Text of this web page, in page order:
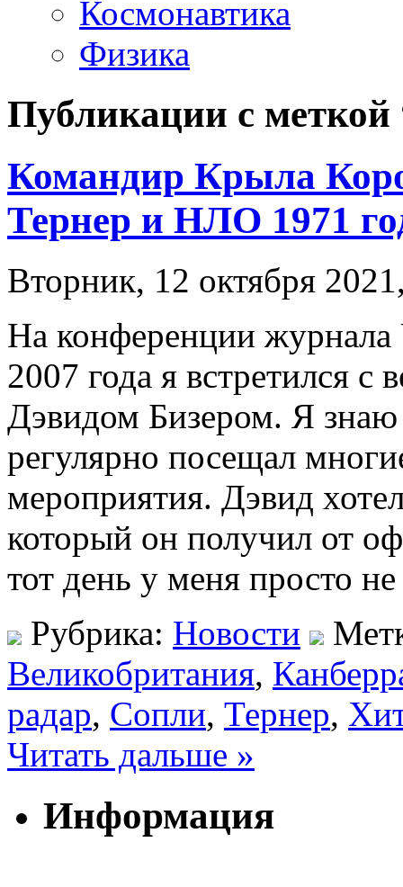
Космонавтика
Физика
Публикации с
Командир Крыла
Тернер и НЛО 1971
Вторник, 12 октября
На конференции журнала
2007 года я встретился
Дэвидом Бизером. Я
регулярно посещал
мероприятия. Дэвид
который он получил от
тот день у меня просто
Рубрика: Новости
Великобритания,
радар, Сопли, Тернер,
Читать дальше »
Информация